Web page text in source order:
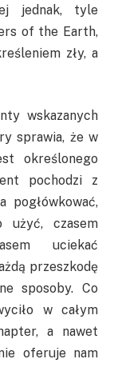
jednak, tyle
of the Earth,
zły, a
wskazanych
sprawia, że w
określonego
pochodzi z
pogłówkować,
użyć, czasem
uciekać
przeszkodę
sposoby. Co
w całym
a nawet
oferuje nam